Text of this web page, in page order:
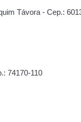
Távora - Cep.:
74170-110